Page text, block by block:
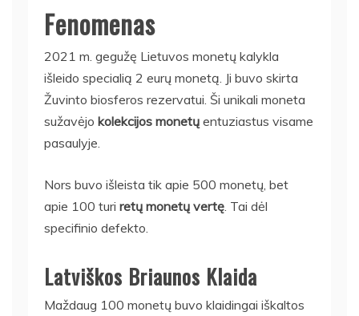
Fenomenas
2021 m. gegužę Lietuvos monetų kalykla
išleido specialią 2 eurų monetą. Ji buvo skirta
Žuvinto biosferos rezervatui. Ši unikali moneta
sužavėjo kolekcijos monetų entuziastus visame
pasaulyje.
Nors buvo išleista tik apie 500 monetų, bet
apie 100 turi retų monetų vertę . Tai dėl
specifinio defekto.
Latviškos Briaunos Klaida
Maždaug 100 monetų buvo klaidingai iškaltos